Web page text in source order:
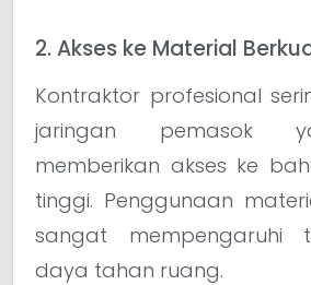
2. Akses ke Material
Kontraktor profesional
jaringan pemasok
memberikan akses ke
tinggi. Penggunaan
sangat mempengaruhi
daya tahan ruang.